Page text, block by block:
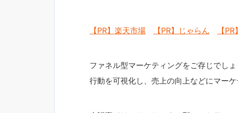
【PR】楽天市場 【PR】じゃらん 【
ファネル型マーケティングをご存じでし
行動を可視化し、売上の向上などにマーケ